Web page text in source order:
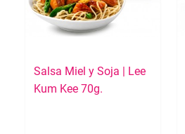
Salsa Miel y Soja | Lee
Kum Kee 70g.